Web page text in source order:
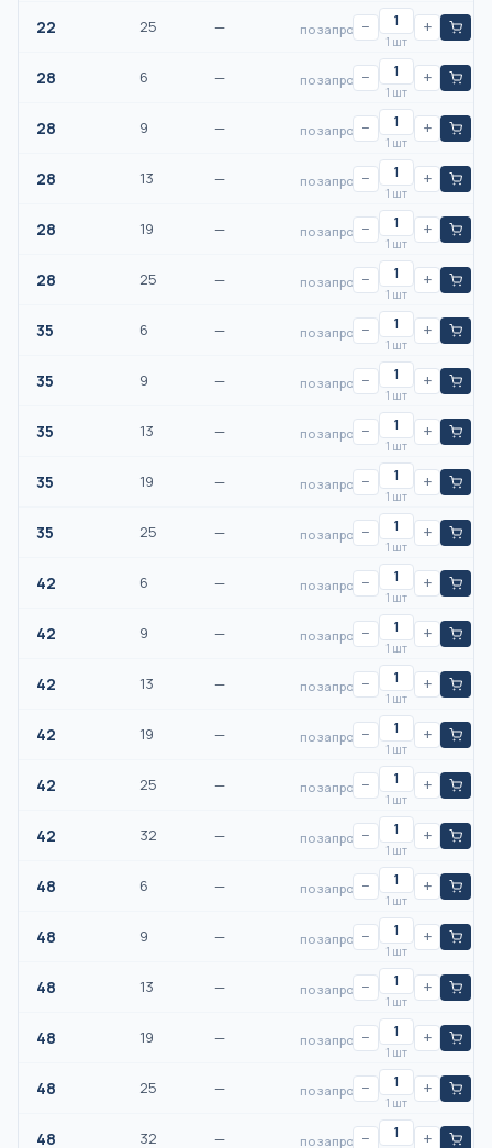
22 25 — по запросу−
1 шт
+
28 6 — по запросу−
1 шт
+
28 9 — по запросу−
1 шт
+
28 13 — по запросу−
1 шт
+
28 19 — по запросу−
1 шт
+
28 25 — по запросу−
1 шт
+
35 6 — по запросу−
1 шт
+
35 9 — по запросу−
1 шт
+
35 13 — по запросу−
1 шт
+
35 19 — по запросу−
1 шт
+
35 25 — по запросу−
1 шт
+
42 6 — по запросу−
1 шт
+
42 9 — по запросу−
1 шт
+
42 13 — по запросу−
1 шт
+
42 19 — по запросу−
1 шт
+
42 25 — по запросу−
1 шт
+
42 32 — по запросу−
1 шт
+
48 6 — по запросу−
1 шт
+
48 9 — по запросу−
1 шт
+
48 13 — по запросу−
1 шт
+
48 19 — по запросу−
1 шт
+
48 25 — по запросу−
1 шт
+
48 32 — по запросу− +